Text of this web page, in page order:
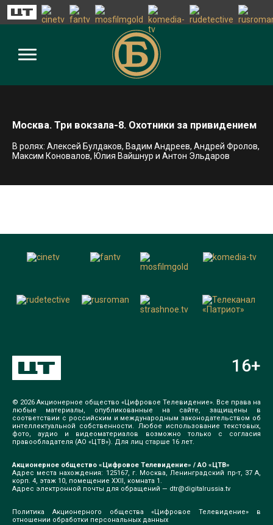
Москва. Три вокзала-8. Охотники за привидением
В ролях: Алексей Булдаков, Вадим Андреев, Андрей Фролов,
Максим Коновалов, Юлия Вайшнур и Антон Эльдаров
© 2026 Акционерное общество «Цифровое Телевидение». Все права на
любые материалы, опубликованные на сайте, защищены в
соответствии с российским и международным законодательством об
интеллектуальной собственности. Любое использование текстовых,
фото, аудио и видеоматериалов возможно только с согласия
правообладателя (АО «ЦТВ»). Для лиц старше 16 лет.
Акционерное общество «Цифровое Телевидение» / АО «ЦТВ»
Адрес места нахождения: 125167, г. Москва, Ленинградский пр-т, 37 А,
корп. 4, этаж 10, помещение XXII, комната 1.
Адрес электронной почты для обращений — dtr@digitalrussia.tv
Политика Акционерного общества «Цифровое Телевидение» в
отношении обработки персональных данных
16+